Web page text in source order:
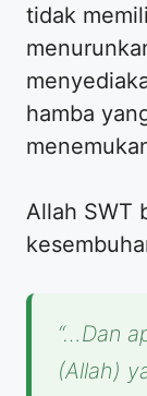
tidak
hamba
Allah SWT
“…Dan
(Allah)